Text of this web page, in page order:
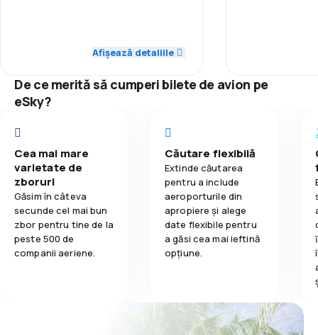
2,0
Rețeaua de conexiuni 1,0
3,0
Confort în timpul călătoriei 1,0
Transportul bagajelor 3,0
Mâncare 1,0
Afișează detaliile
De ce merită să cumperi bilete de avion pe
eSky?
Cea mai mare
varietate de
zboruri
Găsim în câteva
secunde cel mai bun
zbor pentru tine de la
peste 500 de
companii aeriene.
Căutare flexibilă
Extinde căutarea
pentru a include
aeroporturile din
apropiere și alege
date flexibile pentru
a găsi cea mai ieftină
opțiune.